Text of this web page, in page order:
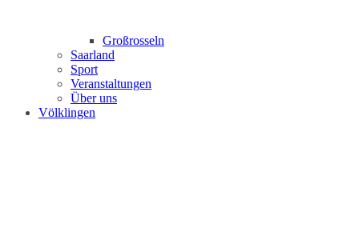
Großrosseln
Saarland
Sport
Veranstaltungen
Über uns
Völklingen